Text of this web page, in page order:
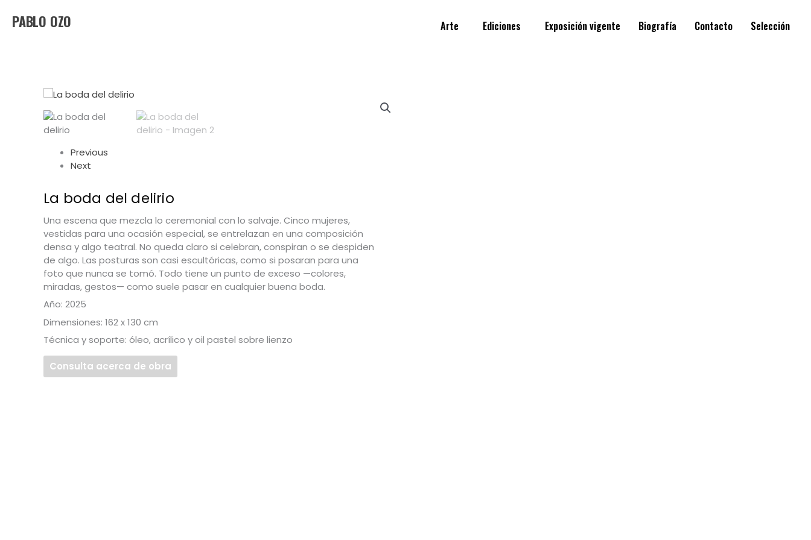
PABLO OZO Arte Ediciones Exposición vigente Biografía Contacto Selección
Previous
Next
La boda del delirio
Una escena que mezcla lo ceremonial con lo salvaje. Cinco mujeres,
vestidas para una ocasión especial, se entrelazan en una composición
densa y algo teatral. No queda claro si celebran, conspiran o se despiden
de algo. Las posturas son casi escultóricas, como si posaran para una
foto que nunca se tomó. Todo tiene un punto de exceso —colores,
miradas, gestos— como suele pasar en cualquier buena boda.
Año: 2025
Dimensiones: 162 x 130 cm
Técnica y soporte: óleo, acrílico y oil pastel sobre lienzo
Consulta acerca de obra